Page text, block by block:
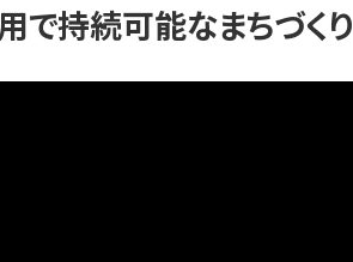
で持続可能なまちづくり